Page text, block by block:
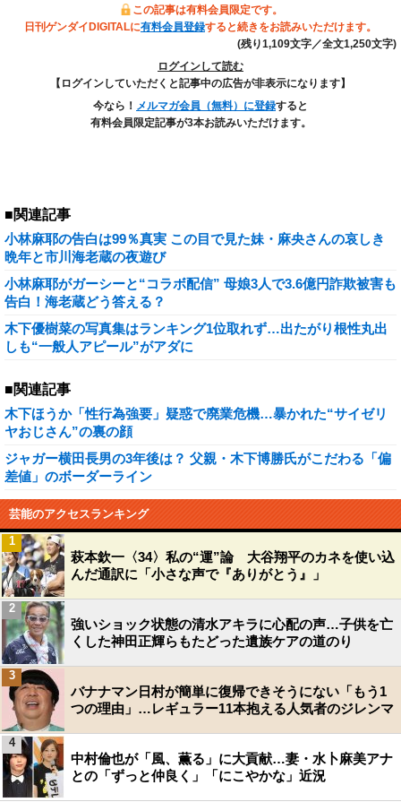
この記事は有料会員限定です。
日刊ゲンダイDIGITALに有料会員登録すると続きをお読みいただけます。
(残り1,109文字／全文1,250文字)
ログインして読む
【ログインしていただくと記事中の広告が非表示になります】
今なら！ メルマガ会員（無料）に登録すると
有料会員限定記事が3本お読みいただけます。
■関連記事
小林麻耶の告白は99％真実 この目で見た妹・麻央さんの哀しき
晩年と市川海老蔵の夜遊び
小林麻耶がガーシーと“コラボ配信” 母娘3人で3.6億円詐欺被害も
告白！海老蔵どう答える？
木下優樹菜の写真集はランキング1位取れず…出たがり根性丸出
しも“一般人アピール”がアダに
■関連記事
木下ほうか「性行為強要」疑惑で廃業危機…暴かれた“サイゼリ
ヤおじさん”の裏の顔
ジャガー横田長男の3年後は？ 父親・木下博勝氏がこだわる「偏
差値」のボーダーライン
芸能のアクセスランキング
萩本欽一〈34〉私の“運”論 大谷翔平のカネを使い込
んだ通訳に「小さな声で『ありがとう』」
1
強いショック状態の清水アキラに心配の声…子供を亡
くした神田正輝らもたどった遺族ケアの道のり
2
バナナマン日村が簡単に復帰できそうにない「もう1
つの理由」…レギュラー11本抱える人気者のジレンマ
3
中村倫也が「風、薫る」に大貢献…妻・水卜麻美アナ
との「ずっと仲良く」「にこやかな」近況
4